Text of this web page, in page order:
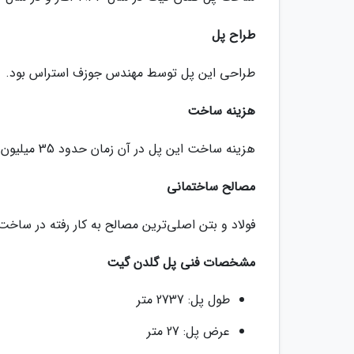
طراح پل
طراحی این پل توسط مهندس جوزف استراس بود.
هزینه ساخت
هزینه ساخت این پل در آن زمان حدود 35 میلیون دلار بود.
مصالح ساختمانی
فولاد و بتن اصلی‌ترین مصالح به کار رفته در
مشخصات فنی پل گلدن گیت
طول پل: 2737 متر
عرض پل: 27 متر